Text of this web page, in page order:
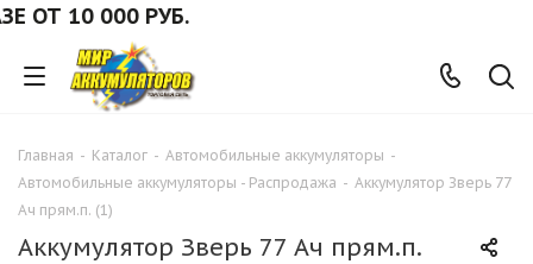
10 000 РУБ.
Главная - Каталог - Автомобильные аккумуляторы -
Автомобильные аккумуляторы - Распродажа - Аккумулятор Зверь 77
Ач прям.п. (1)
Аккумулятор Зверь 77 Ач прям.п.